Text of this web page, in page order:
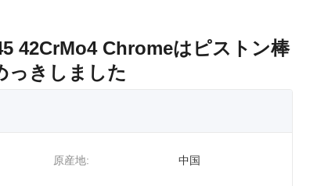
42CrMo4 Chromeはピストン棒
っきしました
原産地: 中国